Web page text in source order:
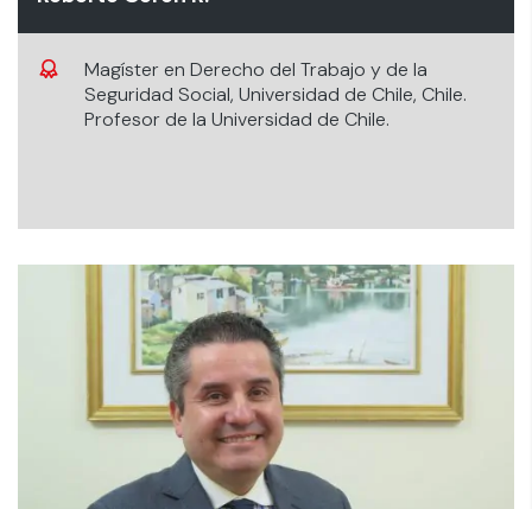
Magíster en Derecho del Trabajo y de la
Seguridad Social, Universidad de Chile, Chile.
Profesor de la Universidad de Chile.